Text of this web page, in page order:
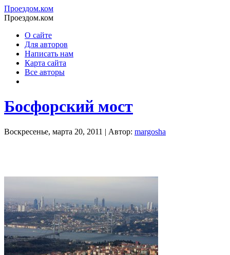
Проездом.ком
Проездом.ком
О сайте
Для авторов
Написать нам
Карта сайта
Все авторы
Босфорский мост
Воскресенье, марта 20, 2011 | Автор: margosha